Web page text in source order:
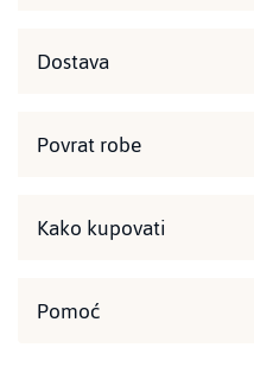
Dostava
Povrat robe
Kako kupovati
Pomoć